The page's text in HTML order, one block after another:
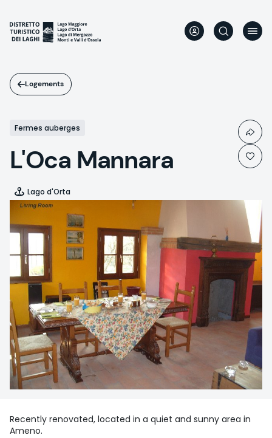
contenu
principal
Logements
Fermes auberges
L'Oca Mannara
Lago d'Orta
Recently renovated, located in a quiet and sunny area in
Ameno.